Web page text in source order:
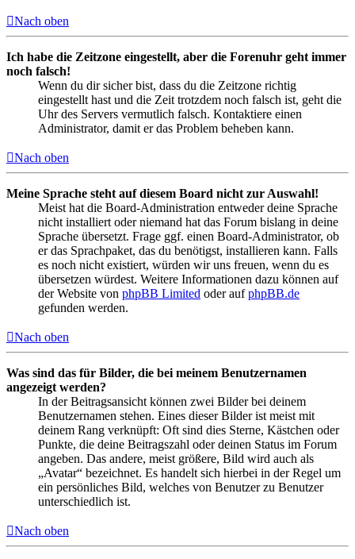
Nach oben
Ich habe die Zeitzone eingestellt, aber die Forenuhr geht immer
noch falsch!
Wenn du dir sicher bist, dass du die Zeitzone richtig
eingestellt hast und die Zeit trotzdem noch falsch ist, geht die
Uhr des Servers vermutlich falsch. Kontaktiere einen
Administrator, damit er das Problem beheben kann.
Nach oben
Meine Sprache steht auf diesem Board nicht zur Auswahl!
Meist hat die Board-Administration entweder deine Sprache
nicht installiert oder niemand hat das Forum bislang in deine
Sprache übersetzt. Frage ggf. einen Board-Administrator, ob
er das Sprachpaket, das du benötigst, installieren kann. Falls
es noch nicht existiert, würden wir uns freuen, wenn du es
übersetzen würdest. Weitere Informationen dazu können auf
der Website von phpBB Limited oder aufphpBB.de
gefunden werden.
Nach oben
Was sind das für Bilder, die bei meinem Benutzernamen
angezeigt werden?
In der Beitragsansicht können zwei Bilder bei deinem
Benutzernamen stehen. Eines dieser Bilder ist meist mit
deinem Rang verknüpft: Oft sind dies Sterne, Kästchen oder
Punkte, die deine Beitragszahl oder deinen Status im Forum
angeben. Das andere, meist größere, Bild wird auch als
„Avatar“ bezeichnet. Es handelt sich hierbei in der Regel um
ein persönliches Bild, welches von Benutzer zu Benutzer
unterschiedlich ist.
Nach oben